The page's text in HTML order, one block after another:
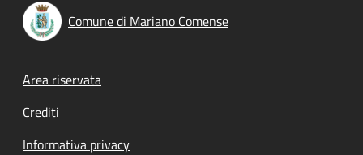
Comune di Mariano Comense
Footer menu
Area riservata
Crediti
Informativa privacy